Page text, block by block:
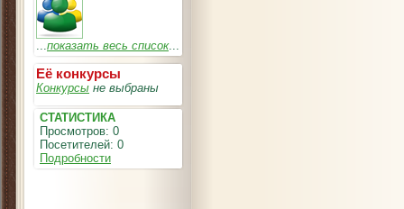
...показать весь список...
Её конкурсы
Конкурсы не выбраны
СТАТИСТИКА
Просмотров: 0
Посетителей: 0
Подробности